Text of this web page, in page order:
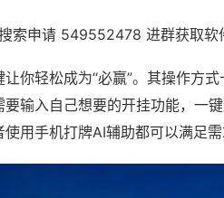
索申请 549552478 进群获取软
你轻松成为“必赢”。其操作方
要输入自己想要的开挂功能，一
用手机打牌AI辅助都可以满足需